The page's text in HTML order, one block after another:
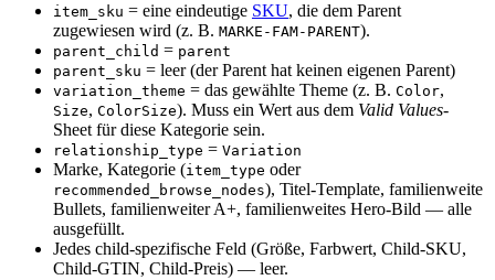
item_sku = eine eindeutige SKU, die dem Parent
zugewiesen wird (z. B. MARKE-FAM-PARENT).
parent_child = parent
parent_sku = leer (der Parent hat keinen eigenen Parent)
variation_theme = das gewählte Theme (z. B. Color,
Size, ColorSize). Muss ein Wert aus dem Valid Values-
Sheet für diese Kategorie sein.
relationship_type = Variation
Marke, Kategorie (item_type oder
recommended_browse_nodes), Titel-Template, familienweite
Bullets, familienweiter A+, familienweites Hero-Bild — alle
ausgefüllt.
Jedes child-spezifische Feld (Größe, Farbwert, Child-SKU,
Child-GTIN, Child-Preis) — leer.